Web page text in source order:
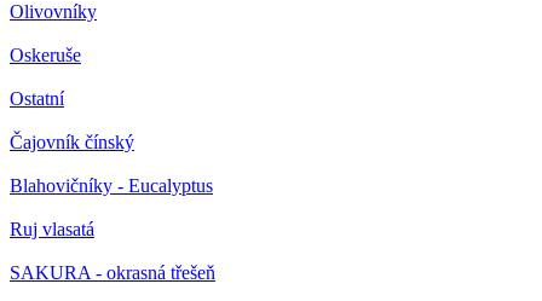
Olivovníky
Oskeruše
Ostatní
Čajovník čínský
Blahovičníky - Eucalyptus
Ruj vlasatá
SAKURA - okrasná třešeň